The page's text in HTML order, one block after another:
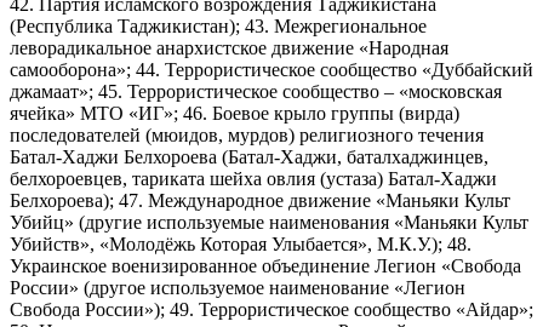
42. Партия исламского возрождения Таджикистана
(Республика Таджикистан); 43. Межрегиональное
леворадикальное анархистское движение «Народная
самооборона»; 44. Террористическое сообщество «Дуббайский
джамаат»; 45. Террористическое сообщество – «московская
ячейка» МТО «ИГ»; 46. Боевое крыло группы (вирда)
последователей (мюидов, мурдов) религиозного течения
Батал-Хаджи Белхороева (Батал-Хаджи, баталхаджинцев,
белхороевцев, тариката шейха овлия (устаза) Батал-Хаджи
Белхороева); 47. Международное движение «Маньяки Культ
Убийц» (другие используемые наименования «Маньяки Культ
Убийств», «Молодёжь Которая Улыбается», М.К.У.); 48.
Украинское военизированное объединение Легион «Свобода
России» (другое используемое наименование «Легион
Свобода России»); 49. Террористическое сообщество «Айдар»;